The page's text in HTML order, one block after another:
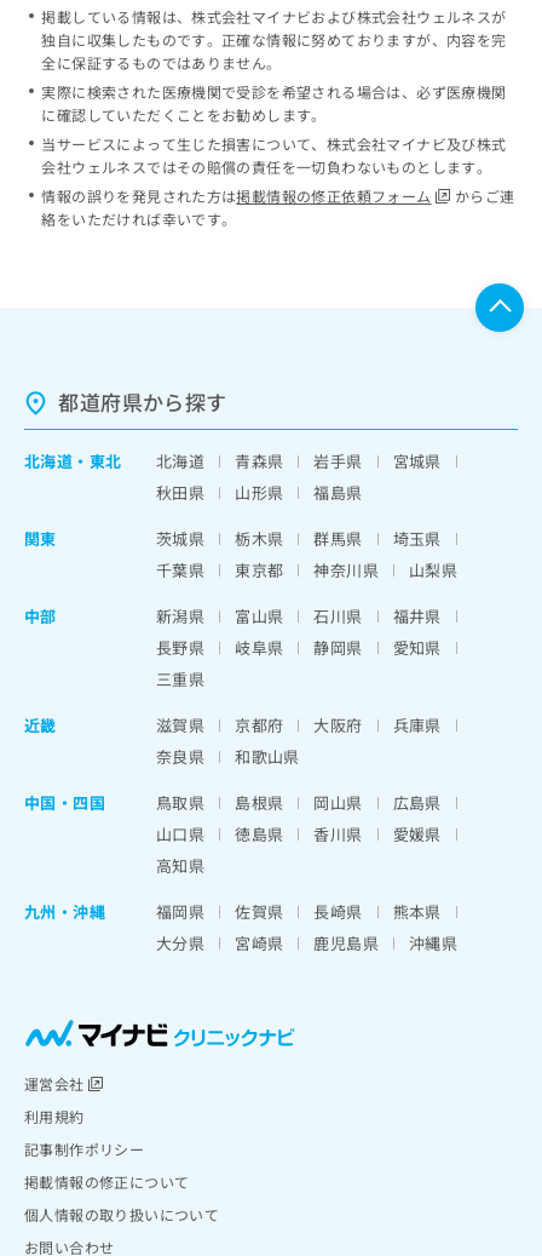
掲載している情報は、株式会社マイナビおよび株式会社ウェルネスが
独自に収集したものです。正確な情報に努めておりますが、内容を完
全に保証するものではありません。
実際に検索された医療機関で受診を希望される場合は、必ず医療機関
に確認していただくことをお勧めします。
当サービスによって生じた損害について、株式会社マイナビ及び株式
会社ウェルネスではその賠償の責任を一切負わないものとします。
情報の誤りを発見された方は掲載情報の修正依頼フォーム
からご連
絡をいただければ幸いです。
都道府県から探す
北海道 ・ 東北 北海道 青森県 岩手県
宮城県
秋田県
山形県
福島県
関東
茨城県 栃木県 群馬県
埼玉県
千葉県
東京都 神奈川県
山梨県
中部
新潟県 富山県 石川県
福井県
長野県
岐阜県 静岡県
愛知県
三重県
近畿
滋賀県 京都府 大阪府
兵庫県
奈良県
和歌山県
中国・四国
鳥取県 島根県 岡山県
広島県
山口県
徳島県 香川県
愛媛県
高知県
九州・沖縄
福岡県 佐賀県 長崎県
熊本県
大分県
宮崎県 鹿児島県 沖縄県
運営会社
利用規約
記事制作ポリシー
掲載情報の修正について
個人情報の取り扱いについて
お問い合わせ